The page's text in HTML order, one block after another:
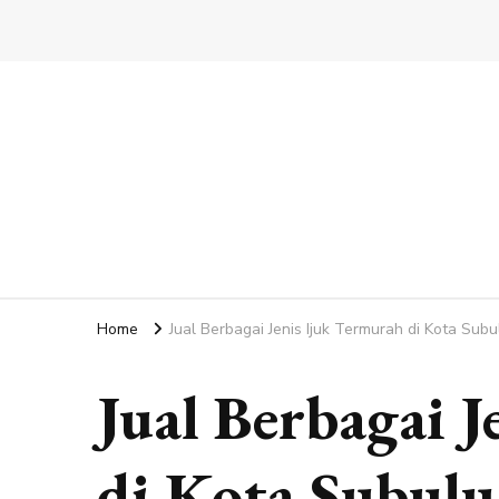
Home Jual Berbagai Jenis Ijuk Termurah di Kota
Jual Berbagai